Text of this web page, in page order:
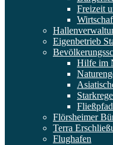
Freizeit
Eigenbetrieb
Hilfe im
Flörsheimer
Terra
Flughafen